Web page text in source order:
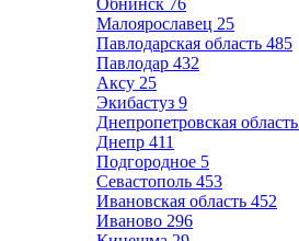
Обнинск 76
Малоярославец 25
Павлодарская область 485
Павлодар 432
Аксу 25
Экибастуз 9
Днепропетровская область
Днепр 411
Подгородное 5
Севастополь 453
Ивановская область 452
Иваново 296